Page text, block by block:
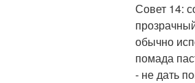
Совет 14:
обычно
помада
- не дать